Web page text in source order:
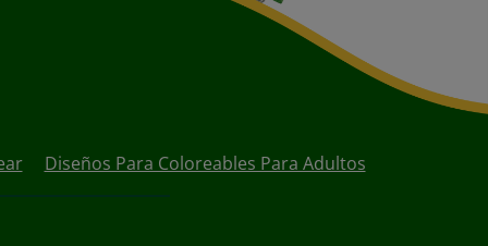
Diseños Para Coloreables Para Adultos